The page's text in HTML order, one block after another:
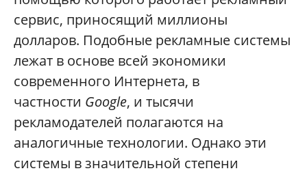
сервис, приносящий миллионы
долларов. Подобные рекламные системы
лежат в основе всей экономики
современного Интернета, в
частности Google, и тысячи
рекламодателей полагаются на
аналогичные технологии. Однако эти
системы в значительной степени